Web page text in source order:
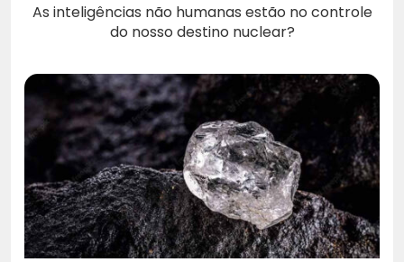
As inteligências não humanas estão no controle
do nosso destino nuclear?